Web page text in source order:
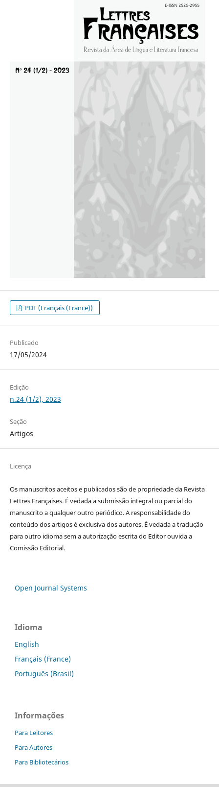
PDF (Français (France))
Publicado
17/05/2024
Edição
n.24 (1/2), 2023
Seção
Artigos
Licença
Os manuscritos aceitos e publicados são de propriedade da Revista
Lettres Françaises. É vedada a submissão integral ou parcial do
manuscrito a qualquer outro periódico. A responsabilidade do
conteúdo dos artigos é exclusiva dos autores. É vedada a tradução
para outro idioma sem a autorização escrita do Editor ouvida a
Comissão Editorial.
Open Journal Systems
Idioma
English
Français (France)
Português (Brasil)
Informações
Para Leitores
Para Autores
Para Bibliotecários